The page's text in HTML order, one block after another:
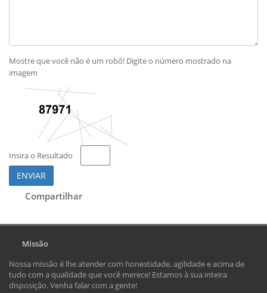
Mostre que você não é um robô! Digite o número mostrado na
imagem
Insira o Resultado
ENVIAR
Compartilhar
Missão
Nossa missão é lhe atender com honestidade, agilidade e acima de
tudo com a qualidade que você merece! Estamos à sua inteira
disposição. Venha falar com a gente!